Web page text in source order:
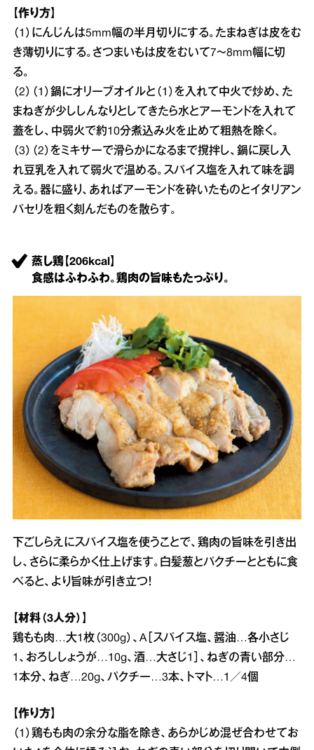
【作り方】
（1）にんじんは5mm幅の半月切りにする。たまねぎは皮をむ
き薄切りにする。さつまいもは皮をむいて7～8mm幅に切
る。
（2）（1）鍋にオリーブオイルと（1）を入れて中火で炒め、た
まねぎが少ししんなりとしてきたら水とアーモンドを入れて
蓋をし、中弱火で約10分煮込み火を止めて粗熱を除く。
（3）（2）をミキサーで滑らかになるまで撹拌し、鍋に戻し入
れ豆乳を入れて弱火で温める。スパイス塩を入れて味を調
える。器に盛り、あればアーモンドを砕いたものとイタリアン
パセリを粗く刻んだものを散らす。
蒸し鶏【206kcal】
食感はふわふわ。鶏肉の旨味もたっぷり。
下ごしらえにスパイス塩を使うことで、鶏肉の旨味を引き出
し、さらに柔らかく仕上げます。白髪葱とパクチーとともに食
べると、より旨味が引き立つ！
【材料（3人分）】
鶏もも肉…大1枚（300g）、A［スパイス塩、醤油…各小さじ
1、おろししょうが…10g、酒…大さじ1］、ねぎの青い部分…
1本分、ねぎ…20g、パクチー…3本、トマト…1／4個
【作り方】
（1）鶏もも肉の余分な脂を除き、あらかじめ混ぜ合わせてお